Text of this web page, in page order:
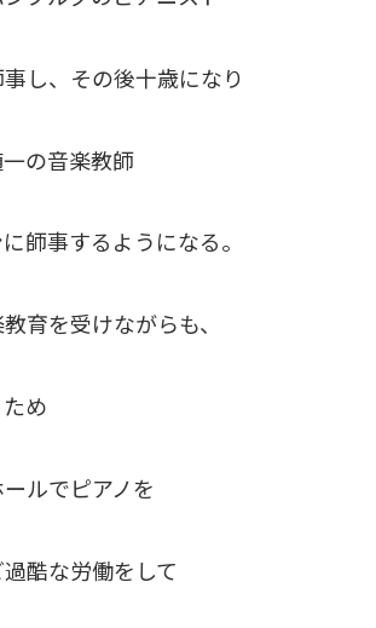
し、その後十歳になり
の音楽教師
師事するようになる。
育を受けながらも、
め
ルでピアノを
酷な労働をして